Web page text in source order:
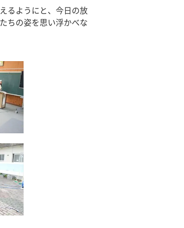
るようにと、今日の放
ちの姿を思い浮かべな